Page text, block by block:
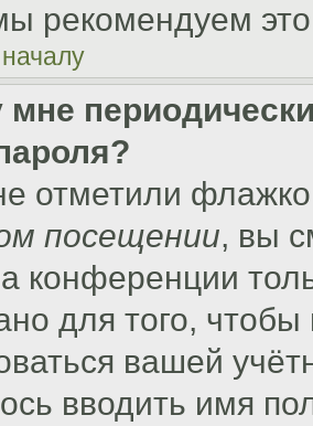
рекомендуем
отметили
посещении, вы
конференции
для того, чтобы
вашей
вводить имя